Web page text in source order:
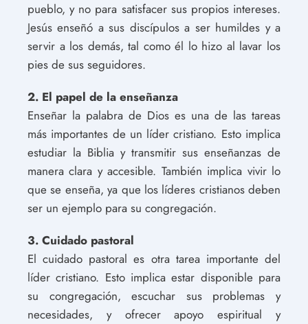
pueblo, y no para satisfacer sus propios intereses.
Jesús enseñó a sus discípulos a ser humildes y a
servir a los demás, tal como él lo hizo al lavar los
pies de sus seguidores.
2. El papel de la enseñanza
Enseñar la palabra de Dios es una de las tareas
más importantes de un líder cristiano. Esto implica
estudiar la Biblia y transmitir sus enseñanzas de
manera clara y accesible. También implica vivir lo
que se enseña, ya que los líderes cristianos deben
ser un ejemplo para su congregación.
3. Cuidado pastoral
El cuidado pastoral es otra tarea importante del
líder cristiano. Esto implica estar disponible para
su congregación, escuchar sus problemas y
necesidades, y ofrecer apoyo espiritual y